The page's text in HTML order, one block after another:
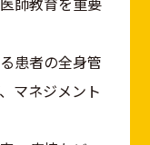
患者の全身管
マネジメント